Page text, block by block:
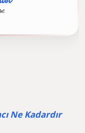
Ne Kadardır